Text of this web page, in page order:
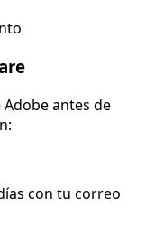
antes de
con tu correo